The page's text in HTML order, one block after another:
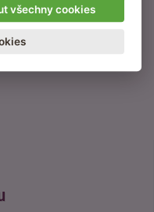
všechny cookies